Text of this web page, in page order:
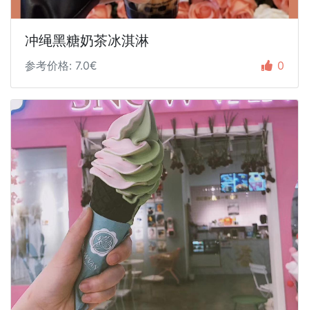
冲绳黑糖奶茶冰淇淋
参考价格: 7.0€ 0